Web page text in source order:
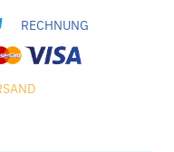
RECHNUNG